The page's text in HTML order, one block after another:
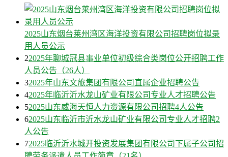
2025山东烟台莱州湾区海洋投资有限公司招聘岗位拟录
用人员公示
22025年聊城冠县事业单位初级综合类岗位公开招聘工作
人员公告（26人）
32025年山东文旅集团有限公司直属企业招聘公告
42025年临沂沂水龙山矿业有限公司专业人才招聘公告
52025山东威海天恒人力资源有限公司招聘4人公告
62025山东临沂市沂水龙山矿业有限公司专业人才招聘2
人公告
72025临沂沂水城开投资发展集团有限公司下属子公司招